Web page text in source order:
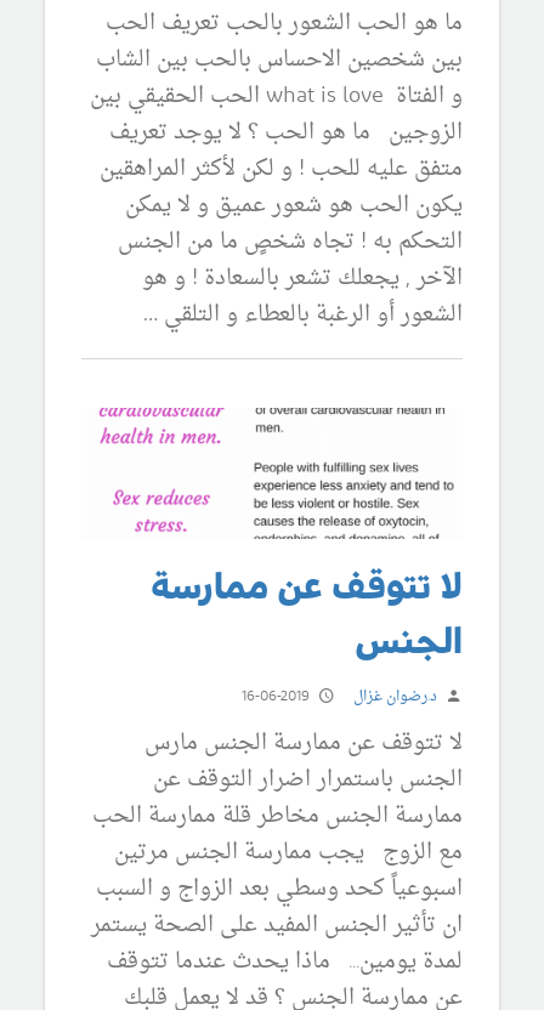
ما هو الحب الشعور بالحب تعريف الحب
بين شخصين الاحساس بالحب بين الشاب
و الفتاة what is love الحب الحقيقي بين
الزوجين ما هو الحب ؟ لا يوجد تعريف
متفق عليه للحب ! و لكن لأكثر المراهقين
يكون الحب هو شعور عميق و لا يمكن
التحكم به ! تجاه شخصٍ ما من الجنس
الآخر , يجعلك تشعر بالسعادة ! و هو
الشعور أو الرغبة بالعطاء و التلقي …
لا تتوقف عن ممارسة
الجنس
د.رضوان غزال 16-06-2019
لا تتوقف عن ممارسة الجنس مارس
الجنس باستمرار اضرار التوقف عن
ممارسة الجنس مخاطر قلة ممارسة الحب
مع الزوج يجب ممارسة الجنس مرتين
اسبوعياً كحد وسطي بعد الزواج و السبب
ان تأثير الجنس المفيد على الصحة يستمر
لمدة يومين... ماذا يحدث عندما تتوقف
عن ممارسة الجنس ؟ قد لا يعمل قلبك